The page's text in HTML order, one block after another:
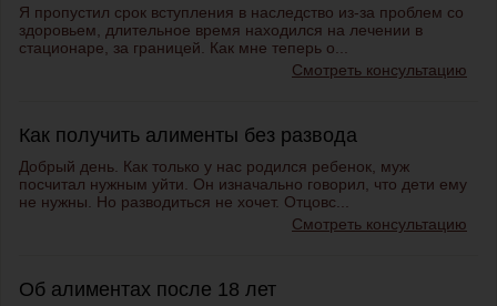
Я пропустил срок вступления в наследство из-за проблем со
здоровьем, длительное время находился на лечении в
стационаре, за границей. Как мне теперь о...
Смотреть консультацию
Как получить алименты без развода
Добрый день. Как только у нас родился ребенок, муж
посчитал нужным уйти. Он изначально говорил, что дети ему
не нужны. Но разводиться не хочет. Отцовс...
Смотреть консультацию
Об алиментах после 18 лет